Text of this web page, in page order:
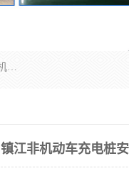
苏州迈凯隆系统集成科技有限公司电话: 联系人:马杰森 销售安装视频监控、报警系统、电话交换机、门禁考勤、巡更系统、呼叫对讲系统、停车场道闸、智能家居、广播系统、综合布线、办公设备、电子商务软件、网络工程、酒店门锁系列 系统集成、VOD视频点播、LED显示屏、节能产品、USP电源、收银机等弱电及智能化项目。
镇江非机动车充电桩